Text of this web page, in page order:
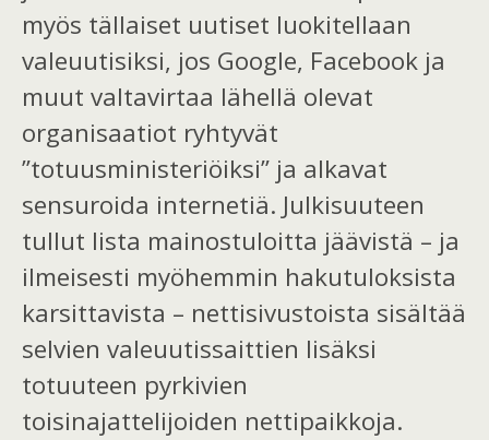
myös tällaiset uutiset luokitellaan
valeuutisiksi, jos Google, Facebook ja
muut valtavirtaa lähellä olevat
organisaatiot ryhtyvät
”totuusministeriöiksi” ja alkavat
sensuroida internetiä. Julkisuuteen
tullut lista mainostuloitta jäävistä – ja
ilmeisesti myöhemmin hakutuloksista
karsittavista – nettisivustoista sisältää
selvien valeuutissaittien lisäksi
totuuteen pyrkivien
toisinajattelijoiden nettipaikkoja.